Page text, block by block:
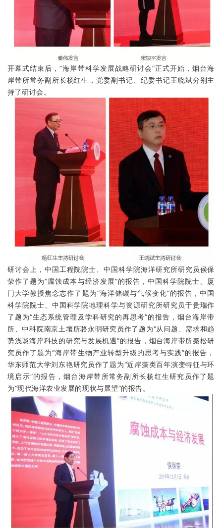
开幕式结束后，“海岸带科学发展战略研讨会”正式开始，烟台海
岸带所常务副所长杨红生，党委副书记、纪委书记王晓斌分别主
持了研讨会。
研讨会上，中国工程院院士、中国科学院海洋研究所研究员侯保
荣作了题为“腐蚀成本与经济发展”的报告，中国科学院院士、厦
门大学教授焦念志作了题为“海洋储碳与气候变化”的报告，中国
科学院院士、中国科学院地理科学与资源研究所研究员于贵瑞作
了题为“生态系统管理及学科研究的再思考”的报告，烟台海岸带
所、中科院南京土壤所骆永明研究员作了题为“从问题、需求和趋
势浅谈海岸科技的研究与发展机遇”的报告，烟台海岸带所秦松研
究员作了题为“海岸带生物产业转型升级的思考与实践”的报告，
华东师范大学刘东艳研究员作了题为“近岸藻类百年演变特征与环
境启示”的报告，烟台海岸带所常务副所长杨红生研究员作了题
为“现代海洋农业发展的现状与展望”的报告。